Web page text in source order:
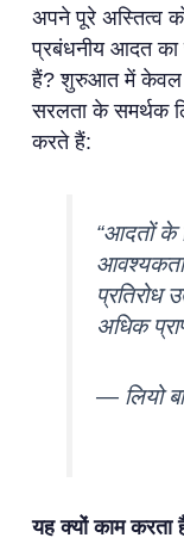
अपने पूरे अस्तित्व
प्रबंधनीय आदत
हैं? शुरुआत में केवल
सरलता के समर्थक
करते हैं:
“आदतों के
आवश्यकता
प्रतिरोध
अधिक
— लियो
यह क्यों काम करता